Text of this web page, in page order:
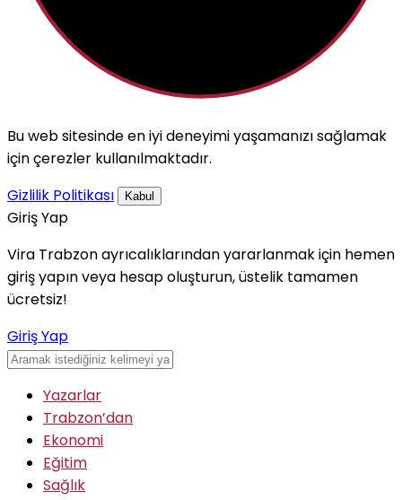
Bu web sitesinde en iyi deneyimi yaşamanızı sağlamak
için çerezler kullanılmaktadır.
Gizlilik Politikası
Kabul
Giriş Yap
Vira Trabzon ayrıcalıklarından yararlanmak için hemen
giriş yapın veya hesap oluşturun, üstelik tamamen
ücretsiz!
Giriş Yap
Yazarlar
Trabzon’dan
Ekonomi
Eğitim
Sağlık